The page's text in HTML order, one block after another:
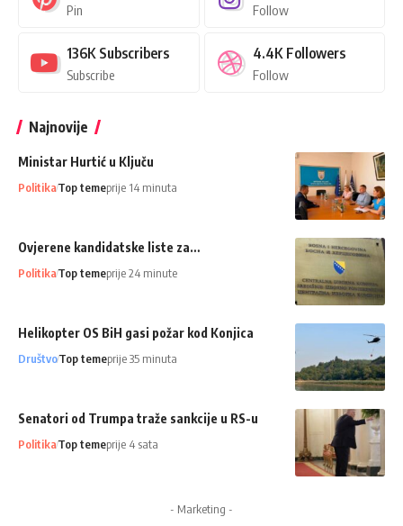
Pin Follow
136K Subscribers
Subscribe
4.4K Followers
Follow
Najnovije
Ministar Hurtić u Ključu
PolitikaTop temeprije 14 minuta
Ovjerene kandidatske liste za…
PolitikaTop temeprije 24 minute
Helikopter OS BiH gasi požar kod Konjica
DruštvoTop temeprije 35 minuta
Senatori od Trumpa traže sankcije u RS-u
PolitikaTop temeprije 4 sata
- Marketing -